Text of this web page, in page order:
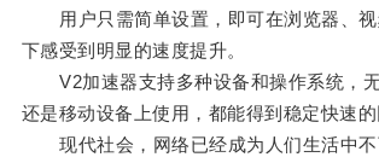
用户只需简单设置，即可在浏览器、视
下感受到明显的速度提升。
V2加速器支持多种设备和操作系统，无
还是移动设备上使用，都能得到稳定快速的
现代社会，网络已经成为人们生活中不